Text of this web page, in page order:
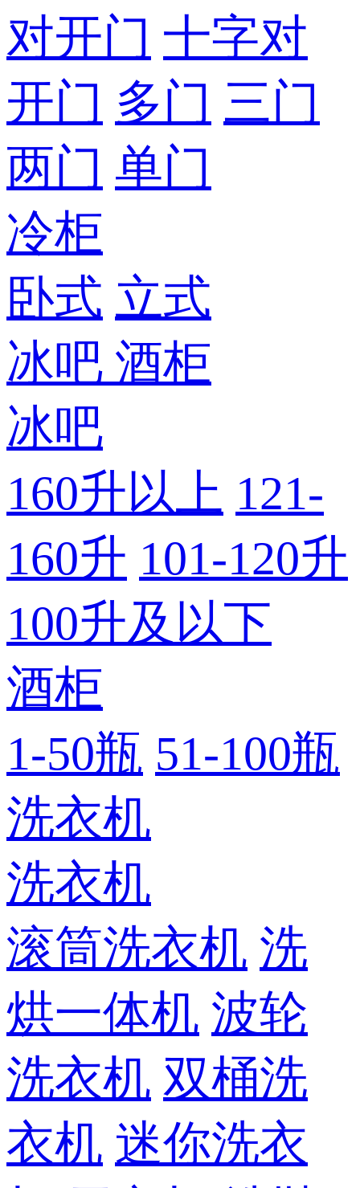
对开门 十字对
开门 多门 三门
两门 单门
冷柜
卧式 立式
冰吧 酒柜
冰吧
160升以上 121-
160升 101-120升
100升及以下
酒柜
1-50瓶 51-100瓶
洗衣机
洗衣机
滚筒洗衣机 洗
烘一体机 波轮
洗衣机 双桶洗
衣机 迷你洗衣